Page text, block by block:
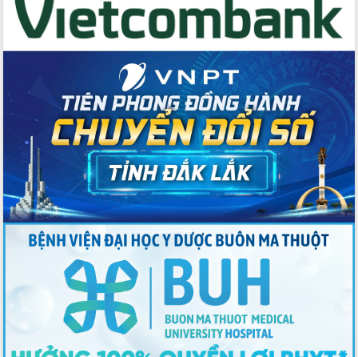
Thứ trưởng Bộ Y tế làm việc với tỉnh
Đắk Lắk về phát triển nhân lực y tế
cho trạm y tế cấp xã
Du lịch Đắk Lắk nâng tầm trải nghiệm
du khách thông qua Hệ thống cơ sở dữ
liệu và Bản đồ số
Tập huấn ứng dụng trí tuệ nhân tạo (AI)
trong thương mại điện tử năm 2026
Đoàn đại biểu Quốc hội tỉnh Đắk Lắk
trao đổi thông tin trước Kỳ họp thứ
nhất, Quốc hội khóa XVI
Quyết liệt cải cách hành chính, khơi
thông nguồn lực phát triển
Nâng cao hiệu lực, hiệu quả HĐND
tỉnh thông qua hiện đại hóa hành chính
Xã Ea Phê gắn cải cách hành chính với
chuyển đổi số
Phó Chủ tịch Thường trực UBND tỉnh
Hồ Thị Nguyên Thảo làm việc tại Trung